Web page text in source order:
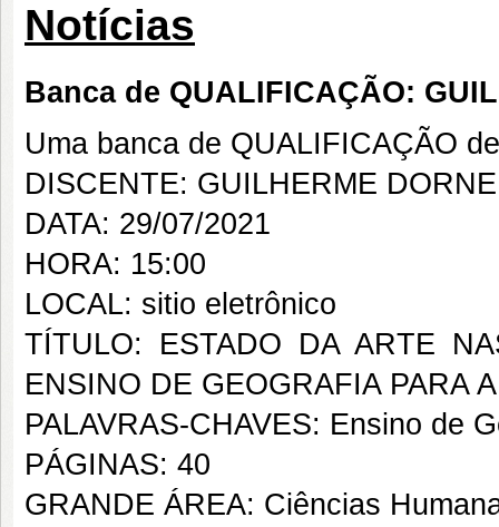
Notícias
Banca de QUALIFICAÇÃO:
Uma banca de QUALIFICAÇÃO
DISCENTE: GUILHERME
DATA: 29/07/2021
HORA: 15:00
LOCAL: sitio eletrônico
TÍTULO: ESTADO DA ARTE
ENSINO DE GEOGRAFIA PARA
PALAVRAS-CHAVES: Ensino de
PÁGINAS: 40
GRANDE ÁREA: Ciências